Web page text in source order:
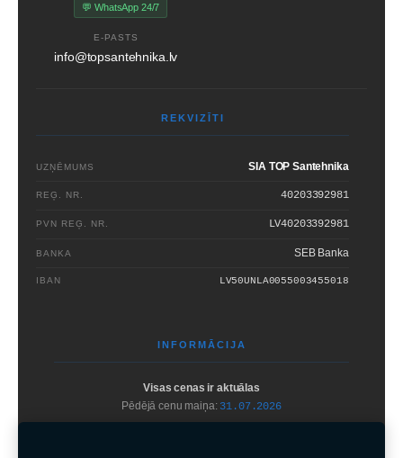
💬 WhatsApp 24/7
E-PASTS
info@topsantehnika.lv
REKVIZĪTI
UZŅĒMUMS SIA TOP Santehnika
REĢ. NR. 40203392981
PVN REĢ. NR. LV40203392981
BANKA SEB Banka
IBAN LV50UNLA0055003455018
INFORMĀCIJA
Visas cenas ir aktuālas
Pēdējā cenu maiņa: 31.07.2026